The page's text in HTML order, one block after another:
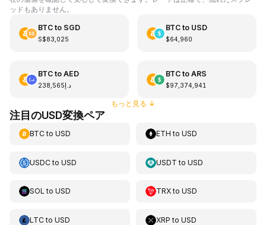
ッドもありません。
BTCto SGD
S$83,025
BTCto USD
$64,960
BTCto AED
د.إ238,565
BTCto ARS
$97,374,941
もっと見る ↓
注目のUSD変換ペア
BTCto USD ETH toUSD
USDCto USD USDT toUSD
SOL to USD TRXtoUSD
LTCto USD XRP toUSD